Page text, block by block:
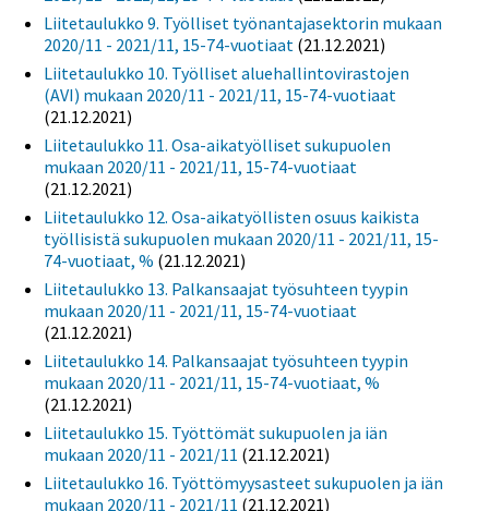
Liitetaulukko 9. Työlliset työnantajasektorin mukaan
2020/11 - 2021/11, 15-74-vuotiaat (21.12.2021)
Liitetaulukko 10. Työlliset aluehallintovirastojen
(AVI) mukaan 2020/11 - 2021/11, 15-74-vuotiaat
(21.12.2021)
Liitetaulukko 11. Osa-aikatyölliset sukupuolen
mukaan 2020/11 - 2021/11, 15-74-vuotiaat
(21.12.2021)
Liitetaulukko 12. Osa-aikatyöllisten osuus kaikista
työllisistä sukupuolen mukaan 2020/11 - 2021/11, 15-
74-vuotiaat, % (21.12.2021)
Liitetaulukko 13. Palkansaajat työsuhteen tyypin
mukaan 2020/11 - 2021/11, 15-74-vuotiaat
(21.12.2021)
Liitetaulukko 14. Palkansaajat työsuhteen tyypin
mukaan 2020/11 - 2021/11, 15-74-vuotiaat, %
(21.12.2021)
Liitetaulukko 15. Työttömät sukupuolen ja iän
mukaan 2020/11 - 2021/11 (21.12.2021)
Liitetaulukko 16. Työttömyysasteet sukupuolen ja iän
mukaan 2020/11 - 2021/11 (21.12.2021)